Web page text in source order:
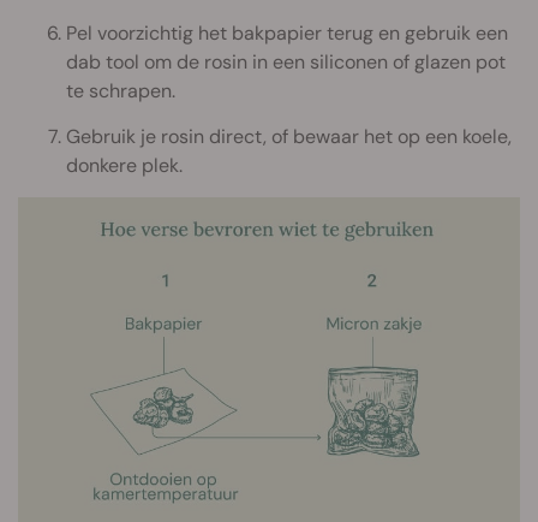
Pel voorzichtig het bakpapier terug en gebruik een
dab tool om de rosin in een siliconen of glazen pot
te schrapen.
Gebruik je rosin direct, of bewaar het op een koele,
donkere plek.